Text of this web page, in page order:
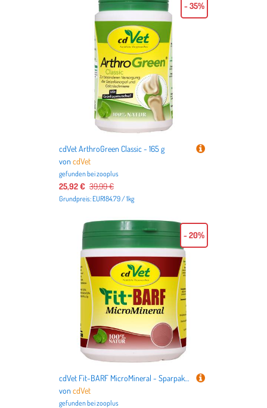
cdVet ArthroGreen Classic - 165 g
voncdVet
gefunden beizooplus
25,92 € 39,99 €
Grundpreis: EUR184.79 / 1kg
- 35%
cdVet Fit-BARF MicroMineral - Sparpaket: 2 x 500 g
voncdVet
gefunden beizooplus
- 20%